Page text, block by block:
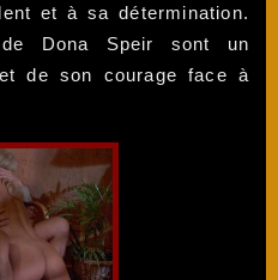
et à sa détermination.
Dona Speir sont un
de son courage face à